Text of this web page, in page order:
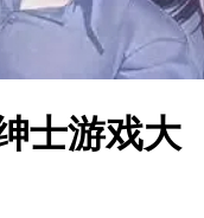
士游戏大